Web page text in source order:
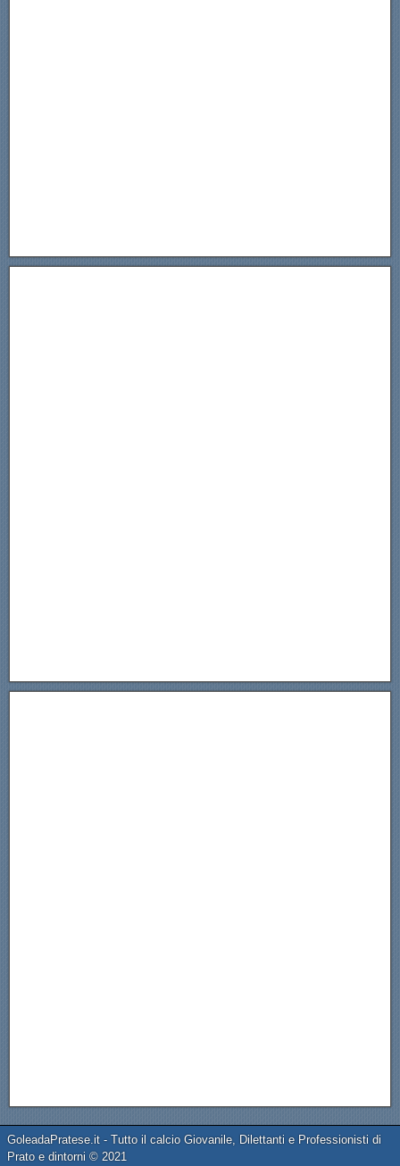
GoleadaPratese.it - Tutto il calcio Giovanile, Dilettanti e Professionisti di
Prato e dintorni © 2021